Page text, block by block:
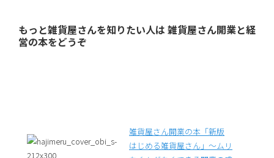
もっと雑貨屋さんを知りたい人は 雑貨屋さん開業と経
営の本をどうぞ
雑貨屋さん開業の本「新版
はじめる雑貨屋さん」～ムリ